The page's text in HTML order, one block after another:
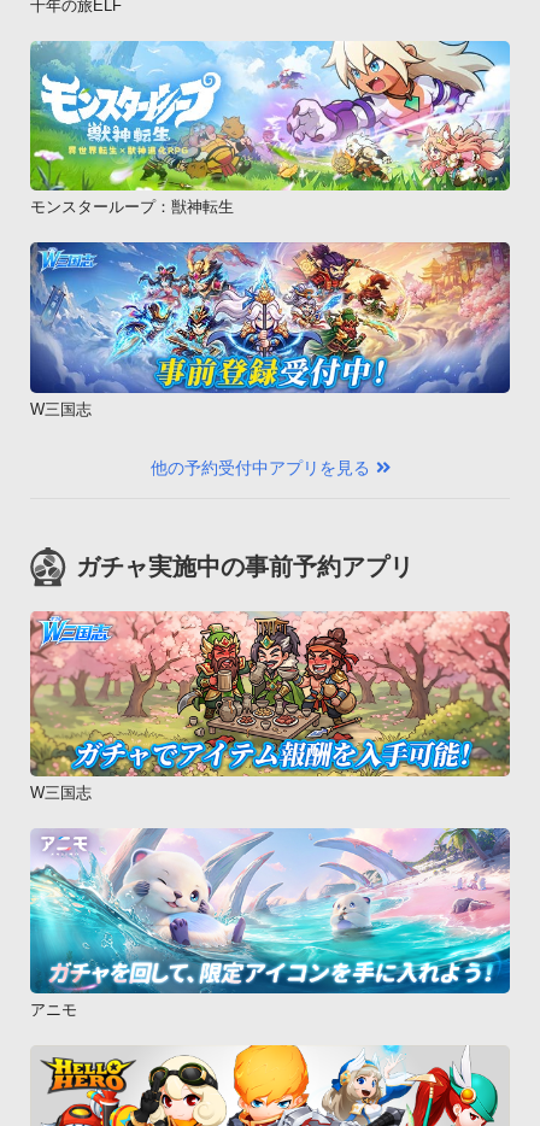
千年の旅ELF
モンスターループ：獣神転生
W三国志
他の予約受付中アプリを見る
ガチャ実施中の事前予約アプリ
W三国志
アニモ